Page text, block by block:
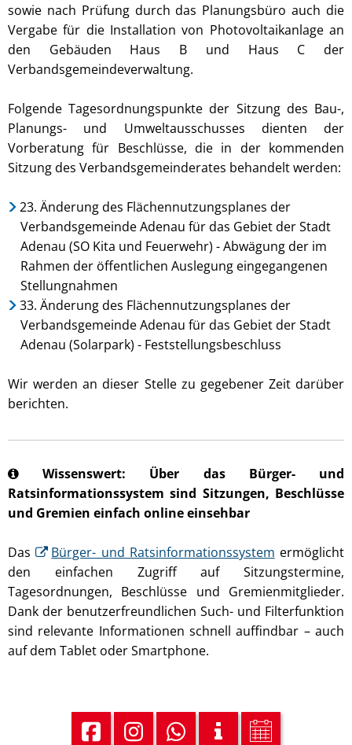
sowie nach Prüfung durch das Planungsbüro auch die
Vergabe für die Installation von Photovoltaikanlage an
den Gebäuden Haus B und Haus C der
Verbandsgemeindeverwaltung.
Folgende Tagesordnungspunkte der Sitzung des Bau-,
Planungs- und Umweltausschusses dienten der
Vorberatung für Beschlüsse, die in der kommenden
Sitzung des Verbandsgemeinderates behandelt werden:
23. Änderung des Flächennutzungsplanes der
Verbandsgemeinde Adenau für das Gebiet der Stadt
Adenau (SO Kita und Feuerwehr) - Abwägung der im
Rahmen der öffentlichen Auslegung eingegangenen
Stellungnahmen
33. Änderung des Flächennutzungsplanes der
Verbandsgemeinde Adenau für das Gebiet der Stadt
Adenau (Solarpark) - Feststellungsbeschluss
Wir werden an dieser Stelle zu gegebener Zeit darüber
berichten.
Wissenswert: Über das Bürger- und
Ratsinformationssystem sind Sitzungen, Beschlüsse
und Gremien einfach online einsehbar
Das Bürger- und Ratsinformationssystem ermöglicht
den einfachen Zugriff auf Sitzungstermine,
Tagesordnungen, Beschlüsse und Gremienmitglieder.
Dank der benutzerfreundlichen Such- und Filterfunktion
sind relevante Informationen schnell auffindbar – auch
auf dem Tablet oder Smartphone.